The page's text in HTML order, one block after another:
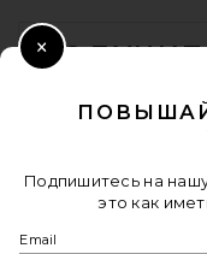
FOOTER
Отписаться можно в
Подпишитесь на
это как
Email
Close Modal